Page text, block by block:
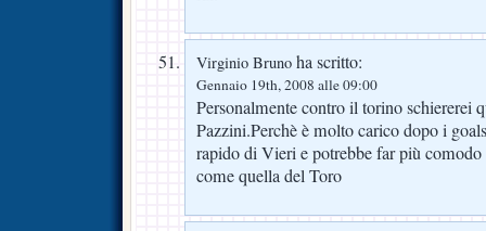
Virginio Bruno ha scritto:
Gennaio 19th, 2008 alle 09:00
Personalmente contro il torino schiererei
Pazzini.Perchè è molto carico dopo i
rapido di Vieri e potrebbe far più comodo
come quella del Toro